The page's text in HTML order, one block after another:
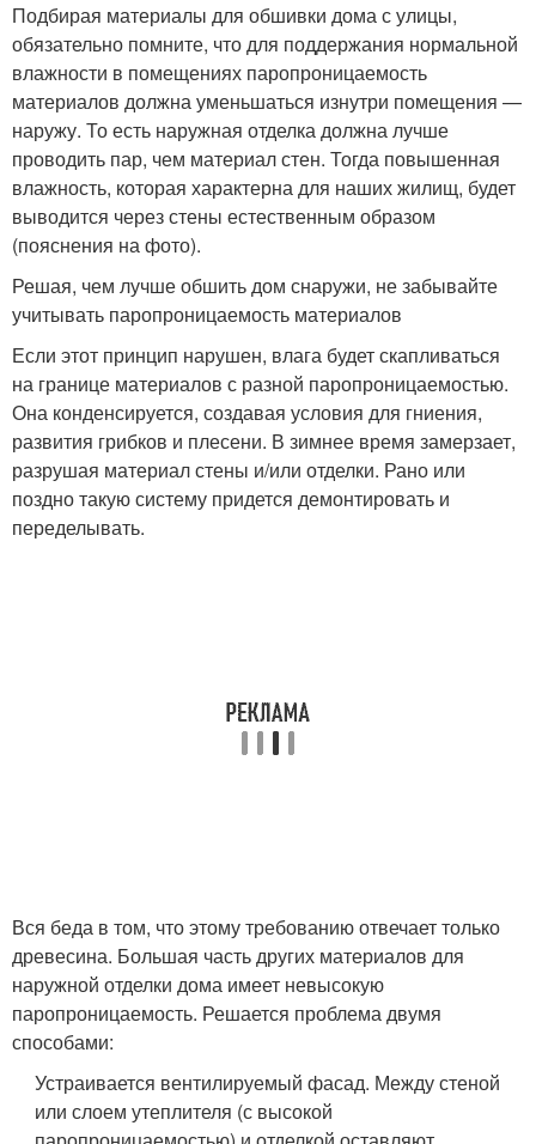
Подбирая материалы для обшивки дома с улицы,
обязательно помните, что для поддержания нормальной
влажности в помещениях паропроницаемость
материалов должна уменьшаться изнутри помещения —
наружу. То есть наружная отделка должна лучше
проводить пар, чем материал стен. Тогда повышенная
влажность, которая характерна для наших жилищ, будет
выводится через стены естественным образом
(пояснения на фото).
Решая, чем лучше обшить дом снаружи, не забывайте
учитывать паропроницаемость материалов
Если этот принцип нарушен, влага будет скапливаться
на границе материалов с разной паропроницаемостью.
Она конденсируется, создавая условия для гниения,
развития грибков и плесени. В зимнее время замерзает,
разрушая материал стены и/или отделки. Рано или
поздно такую систему придется демонтировать и
переделывать.
Вся беда в том, что этому требованию отвечает только
древесина. Большая часть других материалов для
наружной отделки дома имеет невысокую
паропроницаемость. Решается проблема двумя
способами:
Устраивается вентилируемый фасад. Между стеной
или слоем утеплителя (с высокой